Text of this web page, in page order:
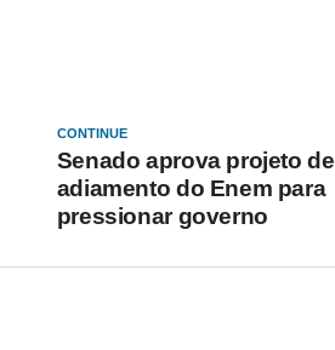
CONTINUE
Senado aprova projeto de
adiamento do Enem para
pressionar governo